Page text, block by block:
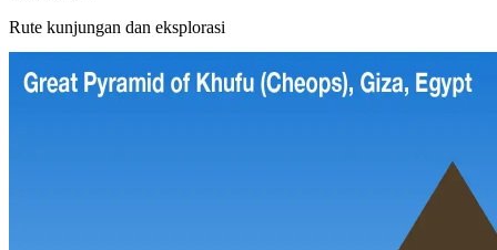
Rute kunjungan dan eksplorasi